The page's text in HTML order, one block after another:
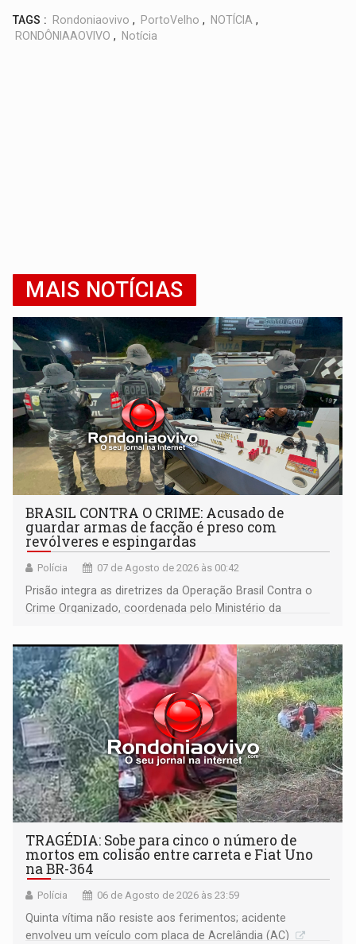
TAGS : Rondoniaovivo , PortoVelho , NOTÍCIA ,
RONDÔNIAAOVIVO , Notícia
MAIS NOTÍCIAS
BRASIL CONTRA O CRIME: Acusado de
guardar armas de facção é preso com
revólveres e espingardas
Polícia 07 de Agosto de 2026 às 00:42
Prisão integra as diretrizes da Operação Brasil Contra o
Crime Organizado, coordenada pelo Ministério da
TRAGÉDIA: Sobe para cinco o número de
mortos em colisão entre carreta e Fiat Uno
na BR-364
Polícia 06 de Agosto de 2026 às 23:59
Quinta vítima não resiste aos ferimentos; acidente
envolveu um veículo com placa de Acrelândia (AC)